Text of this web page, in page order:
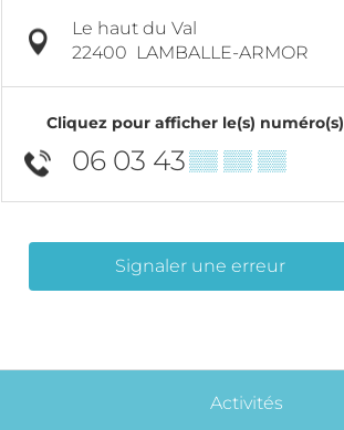
Le haut du Val
22400 LAMBALLE-ARMOR
Cliquez pour afficher le(s) numéro(s)
06 03 43▒▒ ▒▒ ▒▒
Signaler une erreur
Activités